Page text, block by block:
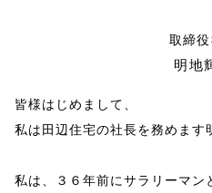
取締
明地
皆様はじめまして、
私は田辺住宅の社長を務めます
私は、３６年前にサラリーマン